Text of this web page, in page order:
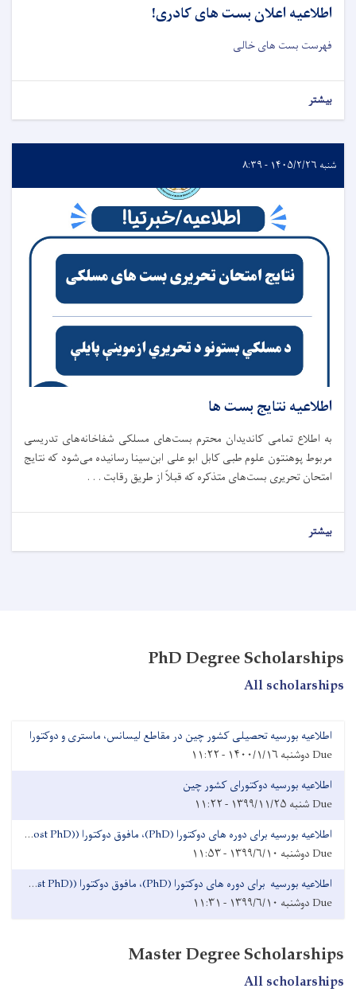
اطلاعیه اعلان بست های کادری!
فهرست بست های خالی
بیشتر
شنبه ۱۴۰۵/۲/۲۶ - ۸:۳۹
اطلاعیه نتایج بست ها
به اطلاع تمامی کاندیدان محترم بست‌های مسلکی شفاخانه‌های تدریسی
مربوط پوهنتون علوم طبی کابل ابو علی ابن‌سینا رسانیده می‌شود که نتایج
امتحان تحریری بست‌های متذکره که قبلاً از طریق رقابت . . .
بیشتر
PhD Degree Scholarships
All scholarships
اطلاعیه بورسیه تحصیلی کشور چین در مقاطع لیسانس، ماستری و دوکتورا
Dueدوشنبه ۱۴۰۰/۱/۱۶ - ۱۱:۲۲
اطلاعیه بورسیه دوکتورای کشور چین
Dueشنبه ۱۳۹۹/۱۱/۲۵ - ۱۱:۲۲
اطلاعیه بورسیه برای دوره های دوکتورا (PhD)، مافوق دوکتورا ((Post PhD و دوره تحقیقاتی (Research)
Dueدوشنبه ۱۳۹۹/۶/۱۰ - ۱۱:۵۳
اطلاعیه بورسیه برای دوره های دوکتورا (PhD)، مافوق دوکتورا ((Post PhD و دوره تحقیقاتی (Research)
Dueدوشنبه ۱۳۹۹/۶/۱۰ - ۱۱:۳۱
Master Degree Scholarships
All scholarships